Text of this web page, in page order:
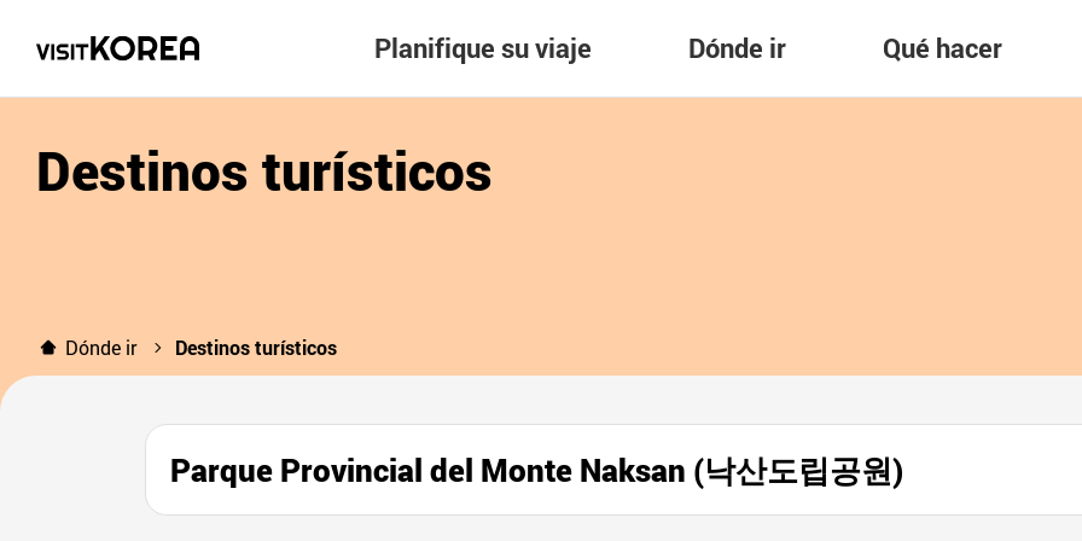
Planifique su viaje Dónde ir Qué hacer
Destinos turísticos
Dónde ir Destinos turísticos
Parque Provincial del Monte Naksan (낙산도립공원)